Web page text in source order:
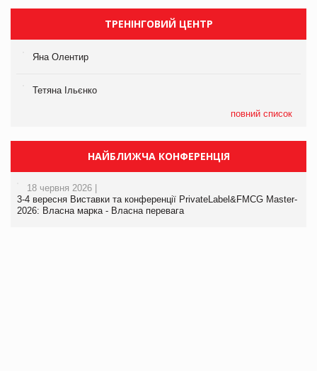
ТРЕНІНГОВИЙ ЦЕНТР
Яна Олентир
Тетяна Ільєнко
повний список
НАЙБЛИЖЧА КОНФЕРЕНЦІЯ
18 червня 2026 |
3-4 вересня Виставки та конференції PrivateLabel&FMCG Master-
2026: Власна марка - Власна перевага